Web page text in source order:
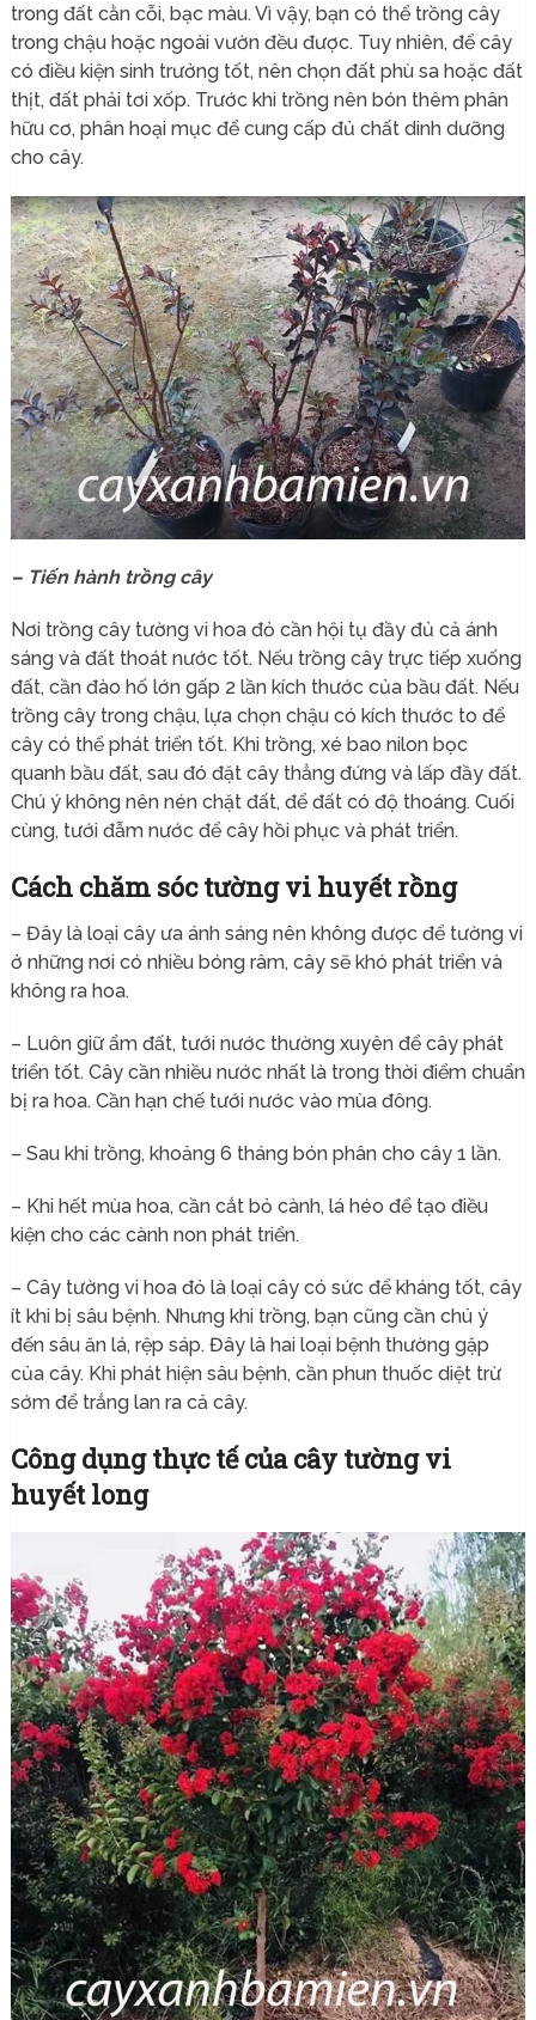
trong đất cằn cỗi, bạc màu. Vì vậy, bạn có thể trồng cây
trong chậu hoặc ngoài vườn đều được. Tuy nhiên, để cây
có điều kiện sinh trưởng tốt, nên chọn đất phù sa hoặc đất
thịt, đất phải tơi xốp. Trước khi trồng nên bón thêm phân
hữu cơ, phân hoại mục để cung cấp đủ chất dinh dưỡng
cho cây.
– Tiến hành trồng cây
Nơi trồng cây tường vi hoa đỏ cần hội tụ đầy đủ cả ánh
sáng và đất thoát nước tốt. Nếu trồng cây trực tiếp xuống
đất, cần đào hố lớn gấp 2 lần kích thước của bầu đất. Nếu
trồng cây trong chậu, lựa chọn chậu có kích thước to để
cây có thể phát triển tốt. Khi trồng, xé bao nilon bọc
quanh bầu đất, sau đó đặt cây thẳng đứng và lấp đầy đất.
Chú ý không nên nén chặt đất, để đất có độ thoáng. Cuối
cùng, tưới đẫm nước để cây hồi phục và phát triển.
Cách chăm sóc tường vi huyết rồng
– Đây là loại cây ưa ánh sáng nên không được để tường vi
ở những nơi có nhiều bóng râm, cây sẽ khó phát triển và
không ra hoa.
– Luôn giữ ẩm đất, tưới nước thường xuyên để cây phát
triển tốt. Cây cần nhiều nước nhất là trong thời điểm chuẩn
bị ra hoa. Cần hạn chế tưới nước vào mùa đông.
– Sau khi trồng, khoảng 6 tháng bón phân cho cây 1 lần.
– Khi hết mùa hoa, cần cắt bỏ cành, lá héo để tạo điều
kiện cho các cành non phát triển.
– Cây tường vi hoa đỏ là loại cây có sức để kháng tốt, cây
ít khi bị sâu bệnh. Nhưng khi trồng, bạn cũng cần chú ý
đến sâu ăn lá, rệp sáp. Đây là hai loại bệnh thường gặp
của cây. Khi phát hiện sâu bệnh, cần phun thuốc diệt trừ
sớm để trắng lan ra cả cây.
Công dụng thực tế của cây tường vi
huyết long